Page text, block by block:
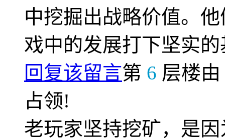
中挖掘出战略价值。
戏中的发展打下坚实
回复该留言第 6 层楼由
占领!
老玩家坚持挖矿，是